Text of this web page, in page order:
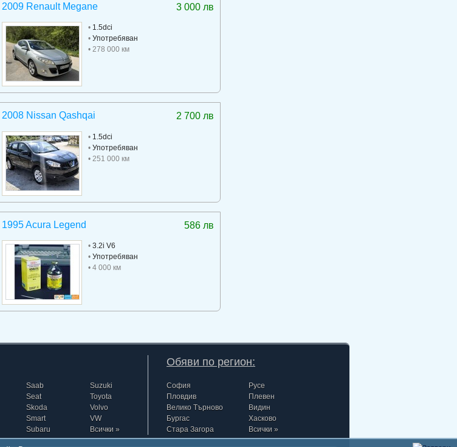
3 000 лв
2009 Renault Megane
•1.5dci
•Употребяван
• 278 000 км
2 700 лв
2008 Nissan Qashqai
•1.5dci
•Употребяван
• 251 000 км
586 лв
1995 Acura Legend
•3.2i V6
•Употребяван
• 4 000 км
Saab
Seat
Skoda
Smart
Subaru
Suzuki
Toyota
Volvo
VW
Всички »
Обяви по регион:
София
Пловдив
Велико Търново
Бургас
Стара Загора
Русе
Плевен
Видин
Хасково
Всички »